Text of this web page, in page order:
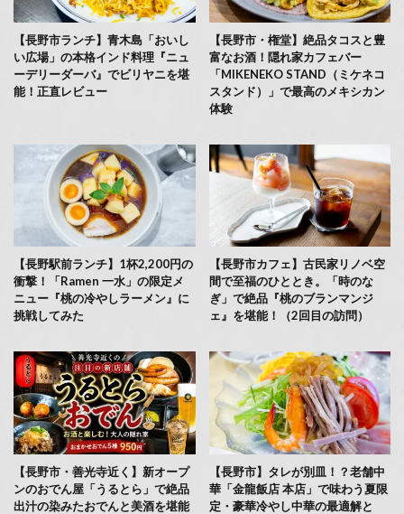
【長野市ランチ】青木島「おいし
い広場」の本格インド料理『ニュ
ーデリーダーバ』でビリヤニを堪
能！正直レビュー
【長野市・権堂】絶品タコスと豊
富なお酒！隠れ家カフェバー
「MIKENEKO STAND（ミケネコ
スタンド）」で最高のメキシカン
体験
【長野駅前ランチ】1杯2,200円の
衝撃！「Ramen 一水」の限定メ
ニュー『桃の冷やしラーメン』に
挑戦してみた
【長野市カフェ】古民家リノベ空
間で至福のひととき。「時のな
ぎ」で絶品『桃のブランマンジ
ェ』を堪能！（2回目の訪問）
【長野市・善光寺近く】新オープ
ンのおでん屋「うるとら」で絶品
出汁の染みたおでんと美酒を堪能
【長野市】タレが別皿！？老舗中
華「金龍飯店 本店」で味わう夏限
定・豪華冷やし中華の最適解と